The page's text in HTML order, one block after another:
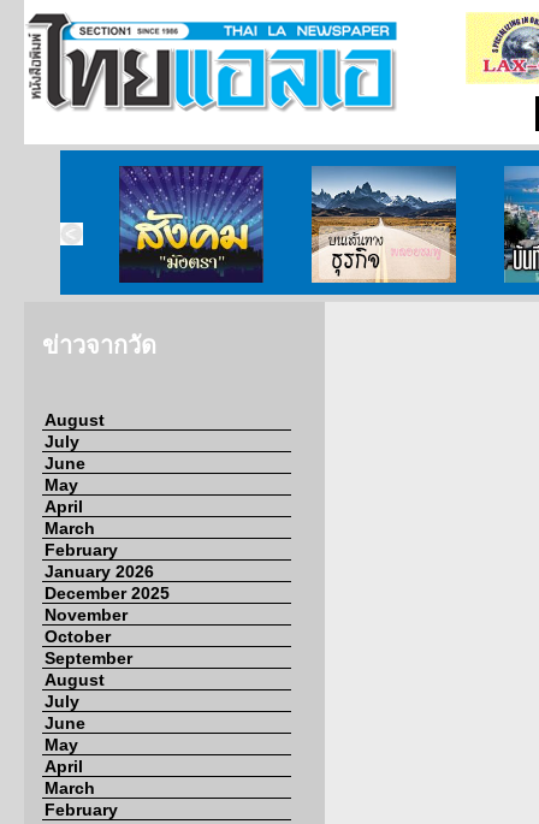
สังคมมังตรา บนเส้นทางธุรกิจ บั
ข่าวจากวัด
August
July
June
May
April
March
February
January 2026
December 2025
November
October
September
August
July
June
May
April
March
February